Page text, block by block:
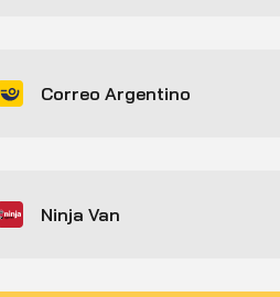
Correo Argentino
Ninja Van